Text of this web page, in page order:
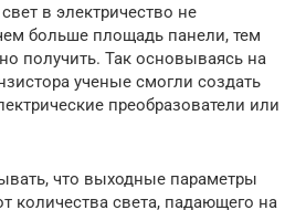
в электричество не
больше площадь панели, тем
получить. Так основываясь на
ученые смогли создать
преобразователи или
что выходные параметры
количества света, падающего на